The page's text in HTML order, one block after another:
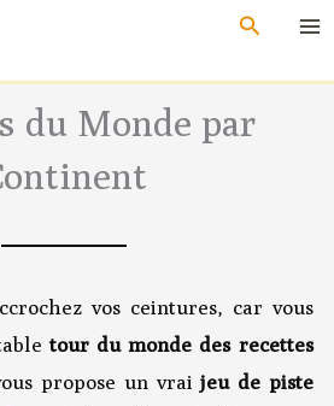
du Monde par
vos ceintures, car vous
tour du monde des recettes
propose un vrai jeu de piste